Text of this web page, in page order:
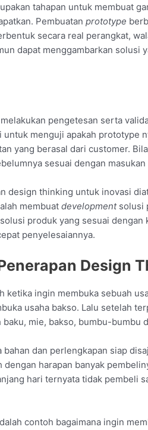
tahapan untuk membuat
Pembuatanprototype
secara real perangkat,
dapat menggambarkan solusi
pengetesan serta
untuk menguji apakah prototype
yang berasal dari customer.
sesuai dengan
design thinking untuk inovasi
membuatdevelopment solusi
produk yang sesuai
penyelesaiannya.
Design
ketika ingin membuka sebuah
usaha bakso. Lalu setelah
baku, mie, bakso, bumbu-bumbu
bahan dan perlengkapan siap
dengan harapan banyak
hari ternyata tidak pembeli
contoh bagaimana ingin